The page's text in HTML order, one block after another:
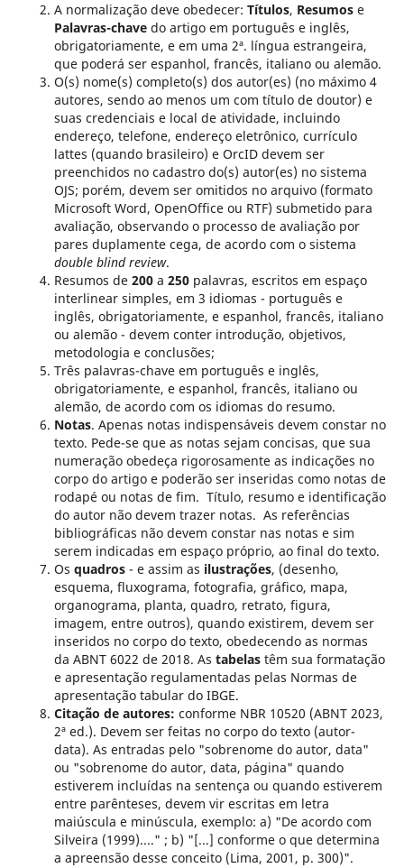
A normalização deve obedecer: Títulos, Resumose
Palavras-chavedo artigo em português e inglês,
obrigatoriamente, e em uma 2ª. língua estrangeira,
que poderá ser espanhol, francês, italiano ou alemão.
O(s) nome(s) completo(s) dos autor(es) (no máximo 4
autores, sendo ao menos um com título de doutor) e
suas credenciais e local de atividade, incluindo
endereço, telefone, endereço eletrônico, currículo
lattes (quando brasileiro) e OrcID devem ser
preenchidos no cadastro do(s) autor(es) no sistema
OJS; porém, devem ser omitidos no arquivo (formato
Microsoft Word, OpenOffice ou RTF) submetido para
avaliação, observando o processo de avaliação por
pares duplamente cega, de acordo com o sistema
double blind review.
Resumos de 200a 250palavras, escritos em espaço
interlinear simples, em 3 idiomas - português e
inglês, obrigatoriamente, e espanhol, francês, italiano
ou alemão - devem conter introdução, objetivos,
metodologia e conclusões;
Três palavras-chave em português e inglês,
obrigatoriamente, e espanhol, francês, italiano ou
alemão, de acordo com os idiomas do resumo.
Notas. Apenas notas indispensáveis devem constar no
texto. Pede-se que as notas sejam concisas, que sua
numeração obedeça rigorosamente as indicações no
corpo do artigo e poderão ser inseridas como notas de
rodapé ou notas de fim. Título, resumo e identificação
do autor não devem trazer notas. As referências
bibliográficas não devem constar nas notas e sim
serem indicadas em espaço próprio, ao final do texto.
Os quadros - e assim as ilustrações, (desenho,
esquema, fluxograma, fotografia, gráfico, mapa,
organograma, planta, quadro, retrato, figura,
imagem, entre outros), quando existirem, devem ser
inseridos no corpo do texto, obedecendo as normas
da ABNT 6022 de 2018. As tabelas têm sua formatação
e apresentação regulamentadas pelas Normas de
apresentação tabular do IBGE.
Citação de autores: conforme NBR 10520 (ABNT 2023,
2ª ed.). Devem ser feitas no corpo do texto (autor-
data). As entradas pelo "sobrenome do autor, data"
ou "sobrenome do autor, data, página" quando
estiverem incluídas na sentença ou quando estiverem
entre parênteses, devem vir escritas em letra
maiúscula e minúscula, exemplo: a) "De acordo com
Silveira (1999)...." ; b) "[...] conforme o que determina
a apreensão desse conceito (Lima, 2001, p. 300)".